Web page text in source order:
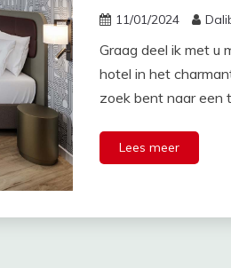
11/01/2024
Graag deel ik met u
hotel in het
zoek bent naar een
Lees meer